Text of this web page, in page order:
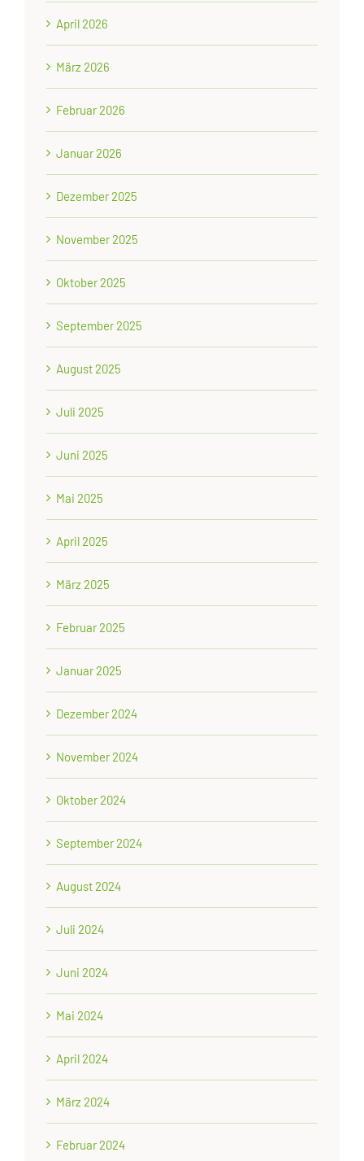
April 2026
März 2026
Februar 2026
Januar 2026
Dezember 2025
November 2025
Oktober 2025
September 2025
August 2025
Juli 2025
Juni 2025
Mai 2025
April 2025
März 2025
Februar 2025
Januar 2025
Dezember 2024
November 2024
Oktober 2024
September 2024
August 2024
Juli 2024
Juni 2024
Mai 2024
April 2024
März 2024
Februar 2024